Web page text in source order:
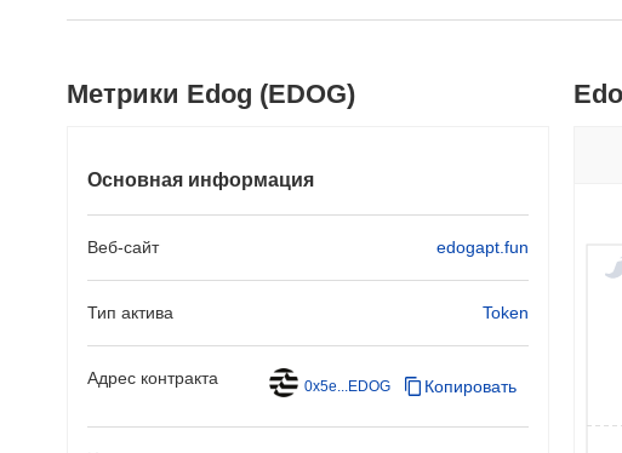
Метрики Edog (EDOG)
Основная информация
Веб-сайт edogapt.fun
Тип актива Token
Адрес контракта 0x5e...EDOG Копировать